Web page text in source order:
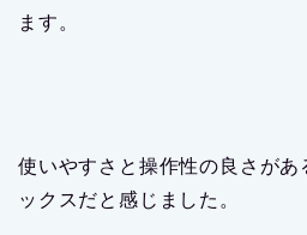
ます。
使いやすさと操作性の良さがあ
ックスだと感じました。